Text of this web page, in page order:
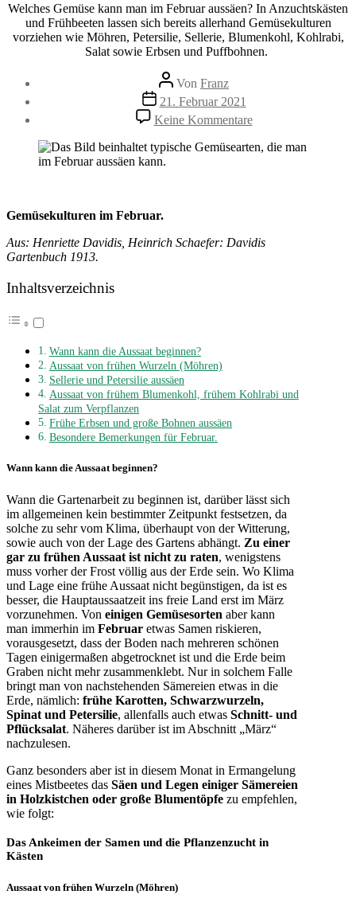
Welches Gemüse kann man im Februar aussäen? In Anzuchtskästen
und Frühbeeten lassen sich bereits allerhand Gemüsekulturen
vorziehen wie Möhren, Petersilie, Sellerie, Blumenkohl, Kohlrabi,
Salat sowie Erbsen und Puffbohnen.
Beitragsautor
Von Franz
Beitragsdatum
21. Februar 2021
Keine Kommentarezu
Gemüseaussaat
im
Gemüsekulturen im Februar.
Aus: Henriette Davidis, Heinrich Schaefer: Davidis
Gartenbuch 1913.
Inhaltsverzeichnis
Wann kann die Aussaat beginnen?
Aussaat von frühen Wurzeln (Möhren)
Sellerie und Petersilie aussäen
Aussaat von frühem Blumenkohl, frühem Kohlrabi und
Salat zum Verpflanzen
Frühe Erbsen und große Bohnen aussäen
Besondere Bemerkungen für Februar.
Wann kann die Aussaat beginnen?
Wann die Gartenarbeit zu beginnen ist, darüber lässt sich
im allgemeinen kein bestimmter Zeitpunkt festsetzen, da
solche zu sehr vom Klima, überhaupt von der Witterung,
sowie auch von der Lage des Gartens abhängt. Zu einer
gar zu frühen Aussaat ist nicht zu raten, wenigstens
muss vorher der Frost völlig aus der Erde sein. Wo Klima
und Lage eine frühe Aussaat nicht begünstigen, da ist es
besser, die Hauptaussaatzeit ins freie Land erst im März
vorzunehmen. Von einigen Gemüsesorten aber kann
man immerhin im Februar etwas Samen riskieren,
vorausgesetzt, dass der Boden nach mehreren schönen
Tagen einigermaßen abgetrocknet ist und die Erde beim
Graben nicht mehr zusammenklebt. Nur in solchem Falle
bringt man von nachstehenden Sämereien etwas in die
Erde, nämlich: frühe Karotten, Schwarzwurzeln,
Spinat und Petersilie, allenfalls auch etwas Schnitt- und
Pflücksalat. Näheres darüber ist im Abschnitt „März“
nachzulesen.
Ganz besonders aber ist in diesem Monat in Ermangelung
eines Mistbeetes das Säen und Legen einiger Sämereien
in Holzkistchen oder große Blumentöpfe zu empfehlen,
wie folgt:
Das Ankeimen der Samen und die Pflanzenzucht in
Kästen
Aussaat von frühen Wurzeln (Möhren)